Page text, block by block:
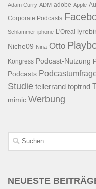
Adam Curry ADM adobe Apple
Corporate Podcasts
Schlämmer iphone L'Oreal
Niche09 Nina Otto
Kongress Podcast-Nutzung
Podcasts
Studie tellerrand toptrnd
mimic Werbung
Suchen
nach:
NEUESTE